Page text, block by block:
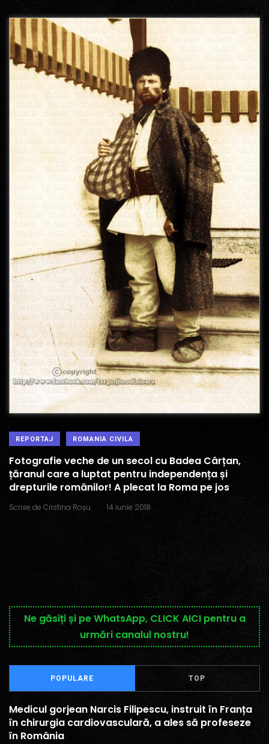
REPORTAJ ROMANIA CIVILA
Fotografie veche de un secol cu Badea Cârțan,
țăranul care a luptat pentru independența și
drepturile românilor! A plecat la Roma pe jos
Scrise de Cristina Roșu . 14 iunie 2018
Ne găsiți și pe WhatsApp, CLICK AICI pentru a
urmări canalul nostru!
POPULARE TOP
Medicul gorjean Narcis Filipescu, instruit în Franța
în chirurgia cardiovasculară, a ales să profeseze
în România